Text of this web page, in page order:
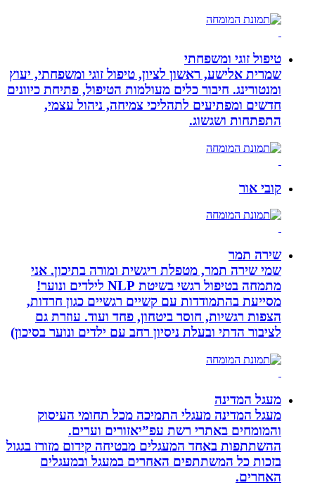
טיפול זוגי ומשפחתי
שמרית אלישע, ראשון לציון, טיפול זוגי ומשפחתי, יעוץ
ומנטורינג. חיבור כלים מעולמות הטיפול, פתיחת כיוונים
חדשים ומפתיעים לתהליכי צמיחה, ניהול עצמי,
התפתחות ושגשוג.
קובי אור
שירה תמר
שמי שירה תמר, מטפלת ריגשית ומורה בתיכון. אני
מתמחה בטיפול רגשי בשיטת NLP לילדים ונוער!
מסייעת בהתמודדות עם קשיים רגשיים כגון חרדות,
הצפות רגשיות, חוסר ביטחון, פחד ועוד. עוזרת גם
לציבור הדתי ובעלת ניסיון רחב עם ילדים ונוער בסיכון)
מעגל המדינה
מעגל המדינה מעגלי התמיכה מכל תחומי העיסוק
והמומחים באתרי רשת עפ”יאזורים וערים.
ההשתתפות באחד המעגלים מבטיחה קידום מזורז בגגול
בזכות כל המשתתפים האחרים במעגל ובמעגלים
האחרים.